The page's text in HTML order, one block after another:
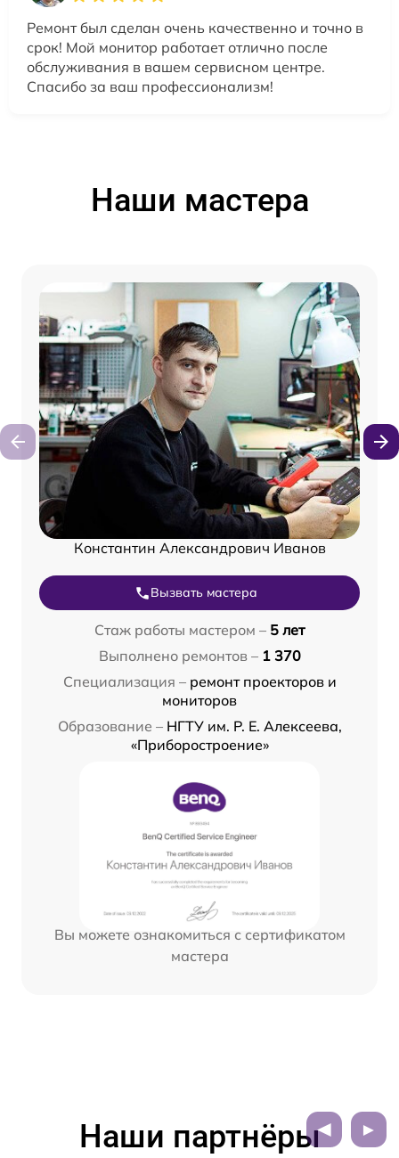
Ремонт был сделан очень качественно и точно в
срок! Мой монитор работает отлично после
обслуживания в вашем сервисном центре.
Спасибо за ваш профессионализм!
Наши мастера
Константин Александрович Иванов
Вызвать мастера
Стаж работы мастером – 5 лет
Выполнено ремонтов – 1 370
Специализация – ремонт проекторов и
мониторов
Образование – НГТУ им. Р. Е. Алексеева,
«Приборостроение»
Вы можете ознакомиться с сертификатом
мастера
Наши партнёры